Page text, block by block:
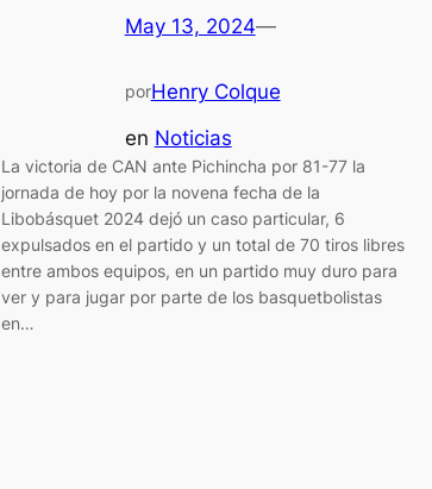
May 13, 2024—
porHenry Colque
en Noticias
La victoria de CAN ante Pichincha por 81-77 la
jornada de hoy por la novena fecha de la
Libobásquet 2024 dejó un caso particular, 6
expulsados en el partido y un total de 70 tiros libres
entre ambos equipos, en un partido muy duro para
ver y para jugar por parte de los basquetbolistas
en…